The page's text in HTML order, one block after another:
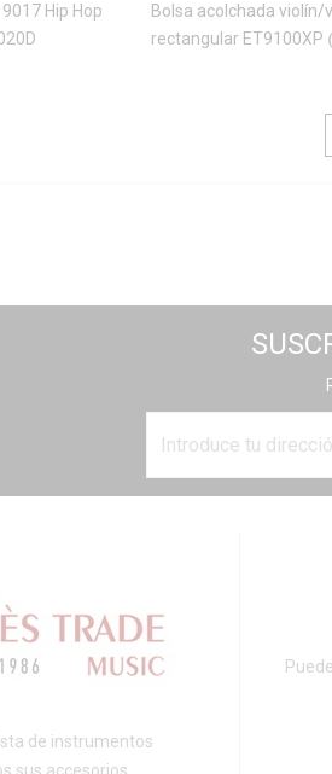
Hip Hop
Bolsa acolchada violín/
rectangular ET9100XP
de instrumentos